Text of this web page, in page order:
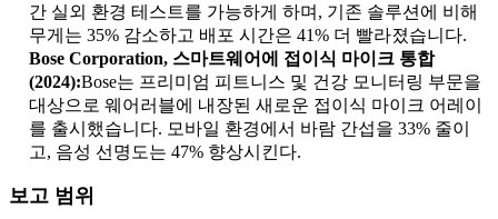
간 실외 환경 테스트를 가능하게 하며, 기존 솔루션에 비해
무게는 35% 감소하고 배포 시간은 41% 더 빨라졌습니다.
Bose Corporation, 스마트웨어에 접이식 마이크 통합
(2024):Bose는 프리미엄 피트니스 및 건강 모니터링 부문을
대상으로 웨어러블에 내장된 새로운 접이식 마이크 어레이
를 출시했습니다. 모바일 환경에서 바람 간섭을 33% 줄이
고, 음성 선명도는 47% 향상시킨다.
보고 범위